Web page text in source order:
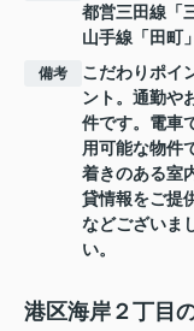
都営三田線 「
山手線 「 田町
備考
こだわりポイ
ント。通勤や
件です。電車
用可能な物件
着きのある室
貸情報をご提
などございま
い。
港区海岸２丁目